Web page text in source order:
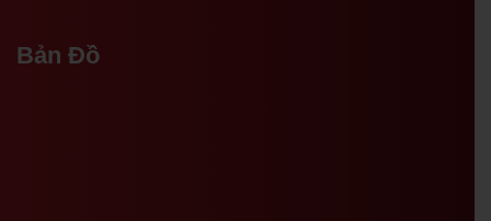
Bản Đồ